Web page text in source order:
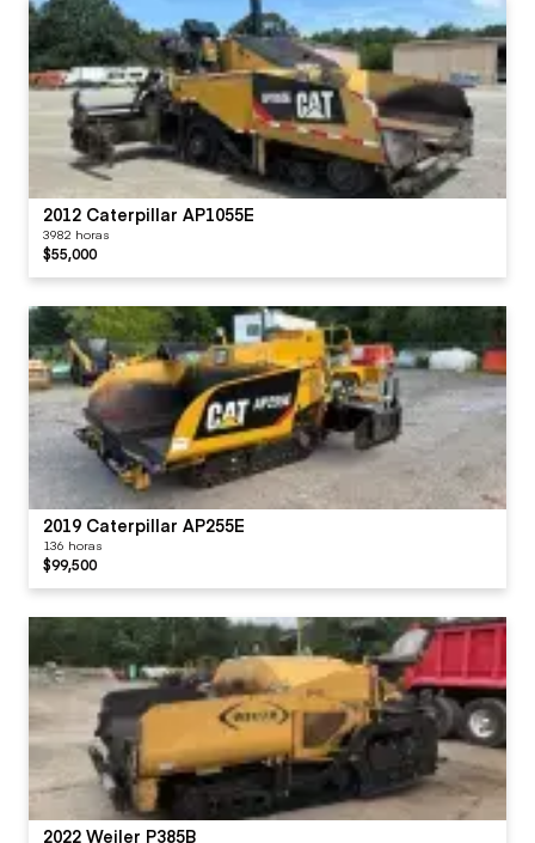
2012 Caterpillar AP1055E
3982 horas
$55,000
2019 Caterpillar AP255E
136 horas
$99,500
2022 Weiler P385B